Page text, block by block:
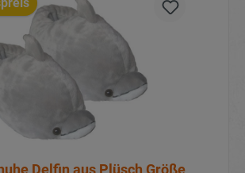
Delfin aus Plüsch Größe